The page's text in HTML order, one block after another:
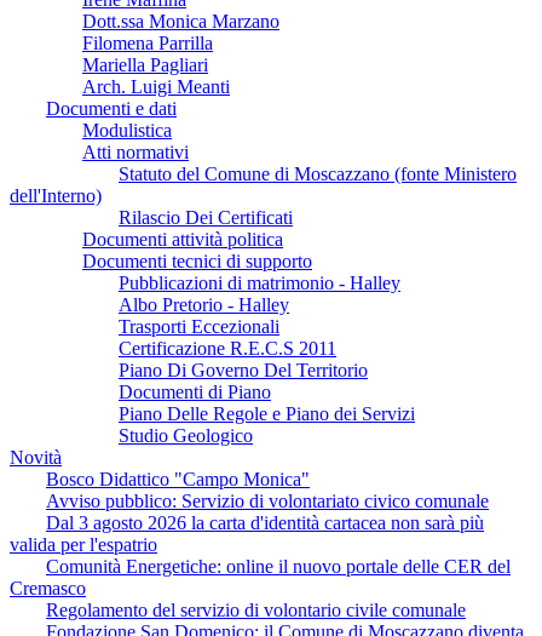
Dott.ssa Monica Marzano
Filomena Parrilla
Mariella Pagliari
Arch. Luigi Meanti
Documenti e dati
Modulistica
Atti normativi
Statuto del Comune di Moscazzano (fonte Ministero
dell'Interno)
Rilascio Dei Certificati
Documenti attività politica
Documenti tecnici di supporto
Pubblicazioni di matrimonio - Halley
Albo Pretorio - Halley
Trasporti Eccezionali
Certificazione R.E.C.S 2011
Piano Di Governo Del Territorio
Documenti di Piano
Piano Delle Regole e Piano dei Servizi
Studio Geologico
Novità
Bosco Didattico "Campo Monica"
Avviso pubblico: Servizio di volontariato civico comunale
Dal 3 agosto 2026 la carta d'identità cartacea non sarà più
valida per l'espatrio
Comunità Energetiche: online il nuovo portale delle CER del
Cremasco
Regolamento del servizio di volontario civile comunale
Fondazione San Domenico: il Comune di Moscazzano diventa